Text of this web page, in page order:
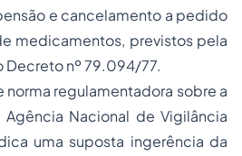
e cancelamento a pedido
medicamentos, previstos pela
Decreto nº 79.094/77.
regulamentadora sobre a
Nacional de Vigilância
uma suposta ingerência da